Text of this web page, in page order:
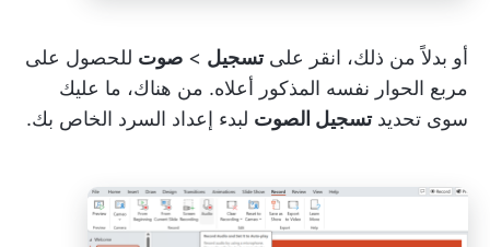
أو بدلاً من ذلك، انقر علىتسجيل > صوت للحصول على
مربع الحوار نفسه المذكور أعلاه. من هناك، ما عليك
سوى تحديدتسجيل الصوت لبدء إعداد السرد الخاص بك.